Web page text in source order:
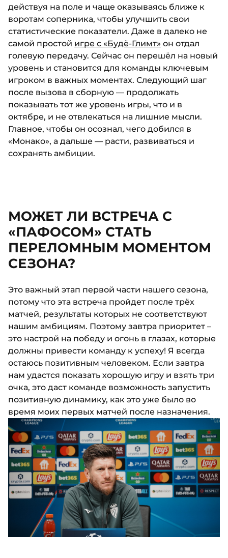
действуя на поле и чаще оказываясь ближе к
воротам соперника, чтобы улучшить свои
статистические показатели. Даже в далеко не
самой простой игре с «Будё-Глимт» он отдал
голевую передачу. Сейчас он перешёл на новый
уровень и становится для команды ключевым
игроком в важных моментах. Следующий шаг
после вызова в сборную — продолжать
показывать тот же уровень игры, что и в
октябре, и не отвлекаться на лишние мысли.
Главное, чтобы он осознал, чего добился в
«Монако», а дальше — расти, развиваться и
сохранять амбиции.
МОЖЕТ ЛИ ВСТРЕЧА С
«ПАФОСОМ» СТАТЬ
ПЕРЕЛОМНЫМ МОМЕНТОМ
СЕЗОНА?
Это важный этап первой части нашего сезона,
потому что эта встреча пройдет после трёх
матчей, результаты которых не соответствуют
нашим амбициям. Поэтому завтра приоритет –
это настрой на победу и огонь в глазах, которые
должны привести команду к успеху! Я всегда
остаюсь позитивным человеком. Если завтра
нам удастся показать хорошую игру и взять три
очка, это даст команде возможность запустить
позитивную динамику, как это уже было во
время моих первых матчей после назначения.